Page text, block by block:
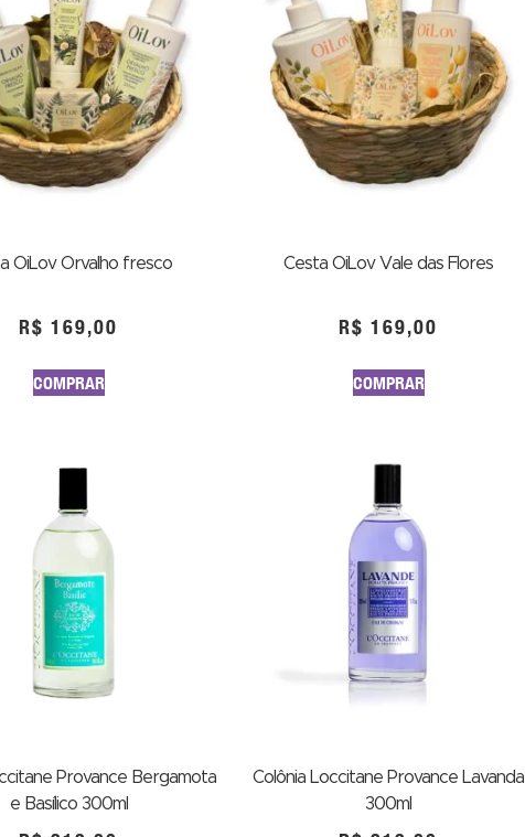
OiLov Orvalho fresco
R$ 169,00
COMPRAR
Cesta OiLov Vale das Flores
R$ 169,00
COMPRAR
Provance Bergamota
e Basílico 300ml
Colônia Loccitane Provance Lavanda
300ml